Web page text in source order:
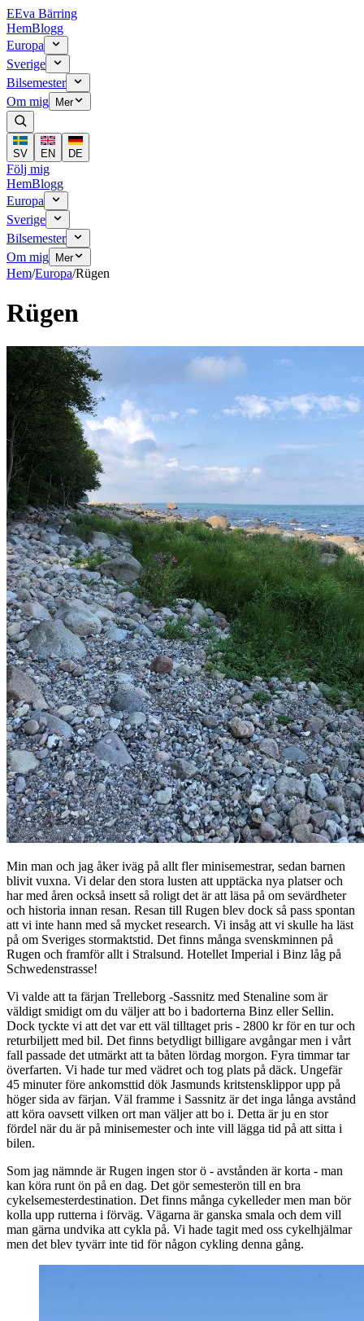
EEva Bärring
HemBlogg
Europa
Sverige
Bilsemester
Om mig
Mer
SV EN DE
Följ mig
HemBlogg
Europa
Sverige
Bilsemester
Om mig
Mer
Hem/Europa/Rügen
Rügen
Min man och jag åker iväg på allt fler minisemestrar, sedan barnen
blivit vuxna. Vi delar den stora lusten att upptäcka nya platser och
har med åren också insett så roligt det är att läsa på om sevärdheter
och historia innan resan. Resan till Rugen blev dock så pass spontan
att vi inte hann med så mycket research. Vi insåg att vi skulle ha läst
på om Sveriges stormaktstid. Det finns många svenskminnen på
Rugen och framför allt i Stralsund. Hotellet Imperial i Binz låg på
Schwedenstrasse!
Vi valde att ta färjan Trelleborg -Sassnitz med Stenaline som är
väldigt smidigt om du väljer att bo i badorterna Binz eller Sellin.
Dock tyckte vi att det var ett väl tilltaget pris - 2800 kr för en tur och
returbiljett med bil. Det finns betydligt billigare avgångar men i vårt
fall passade det utmärkt att ta båten lördag morgon. Fyra timmar tar
överfarten. Vi hade tur med vädret och tog plats på däck. Ungefär
45 minuter före ankomsttid dök Jasmunds kritstensklippor upp på
höger sida av färjan. Väl framme i Sassnitz är det inga långa avstånd
att köra oavsett vilken ort man väljer att bo i. Detta är ju en stor
fördel när du är på minisemester och inte vill lägga tid på att sitta i
bilen.
Som jag nämnde är Rugen ingen stor ö - avstånden är korta - man
kan köra runt ön på en dag. Det gör semesterön till en bra
cykelsemesterdestination. Det finns många cykelleder men man bör
kolla upp rutterna i förväg. Vägarna är ganska smala och dem vill
man gärna undvika att cykla på. Vi hade tagit med oss cykelhjälmar
men det blev tyvärr inte tid för någon cykling denna gång.